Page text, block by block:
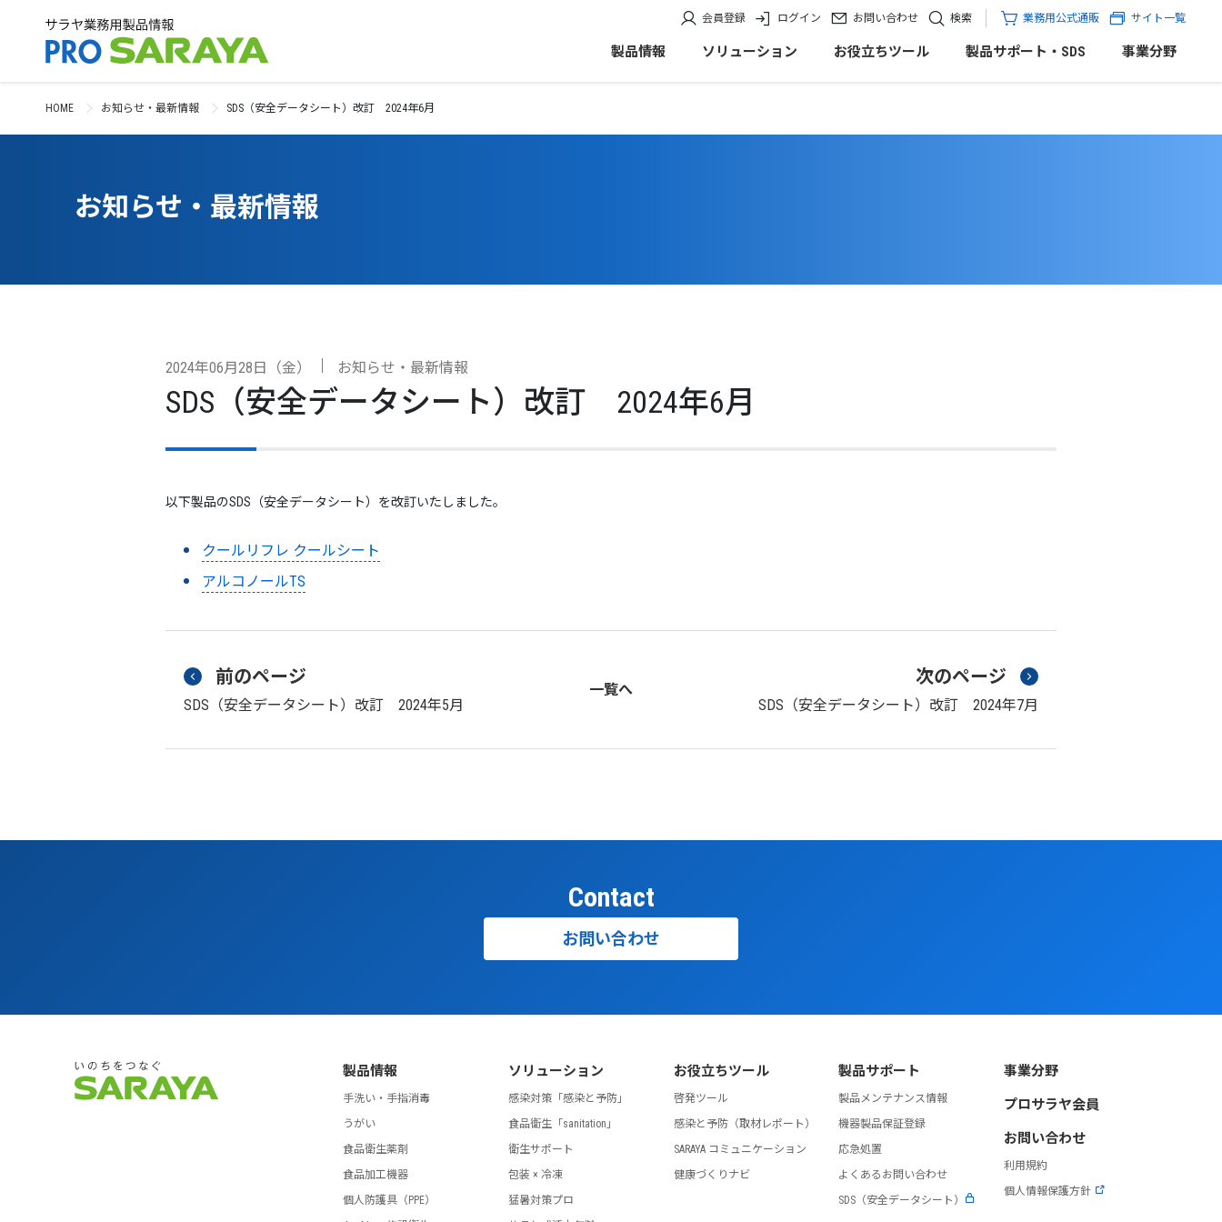
会員登録 ログイン お問い合わせ 検索 業務用公式通販 サイト一覧
製品情報 ソリューション お役立ちツール 製品サポート・SDS 事業分野
HOME お知らせ・最新情報 SDS（安全データシート）改訂 2024年6月
お知らせ・最新情報
2024年06月28日（金） お知らせ・最新情報
SDS（安全データシート）改訂 2024年6月
以下製品のSDS（安全データシート）を改訂いたしました。
クールリフレ クールシート
アルコノールTS
前のページ
SDS（安全データシート）改訂 2024年5月
一覧へ
次のページ
SDS（安全データシート）改訂 2024年7月
Contact
お問い合わせ
製品情報
手洗い・手指消毒
うがい
食品衛生薬剤
食品加工機器
個人防護具（PPE）
ソリューション
感染対策「感染と予防」
食品衛生「sanitation」
衛生サポート
包装 × 冷凍
猛暑対策プロ
お役立ちツール
啓発ツール
感染と予防（取材レポート）
SARAYA コミュニケーション
健康づくりナビ
製品サポート
製品メンテナンス情報
機器製品保証登録
応急処置
よくあるお問い合わせ
SDS（安全データシート）
事業分野
プロサラヤ会員
お問い合わせ
利用規約
個人情報保護方針